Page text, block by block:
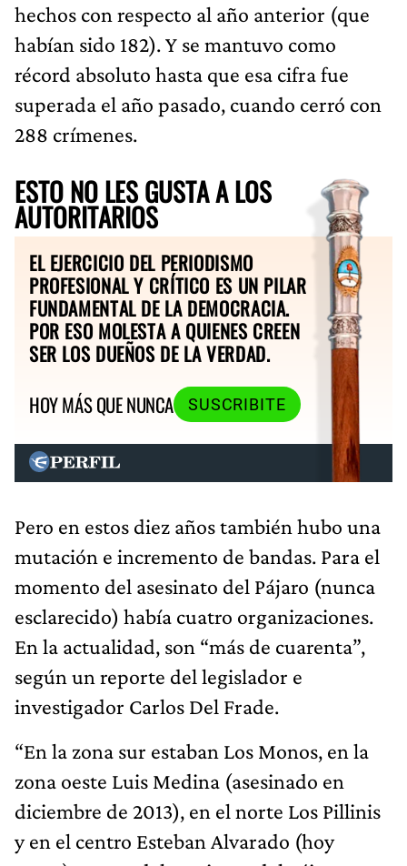
hechos con respecto al año anterior (que
habían sido 182). Y se mantuvo como
récord absoluto hasta que esa cifra fue
superada el año pasado, cuando cerró con
288 crímenes.
ESTO NO LES GUSTA A LOS
AUTORITARIOS
EL EJERCICIO DEL PERIODISMO
PROFESIONAL Y CRÍTICO ES UN PILAR
FUNDAMENTAL DE LA DEMOCRACIA.
POR ESO MOLESTA A QUIENES CREEN
SER LOS DUEÑOS DE LA VERDAD.
HOY MÁS QUE NUNCA
SUSCRIBITE
Pero en estos diez años también hubo una
mutación e incremento de bandas. Para el
momento del asesinato del Pájaro (nunca
esclarecido) había cuatro organizaciones.
En la actualidad, son “más de cuarenta”,
según un reporte del legislador e
investigador Carlos Del Frade.
“En la zona sur estaban Los Monos, en la
zona oeste Luis Medina (asesinado en
diciembre de 2013), en el norte Los Pillinis
y en el centro Esteban Alvarado (hoy